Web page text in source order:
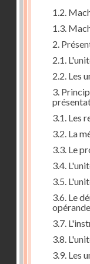
1.2.
1.3.
2.
2.1.
2.2. Les
3.
3.1. Les
3.2. La
3.3. Le
3.4.
3.5.
3.6. Le
3.7.
3.8.
3.9. Les